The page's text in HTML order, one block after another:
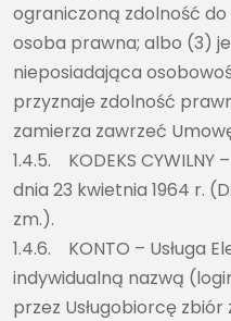
ograniczoną zdolność
osoba prawna; albo (3)
nieposiadająca
przyznaje zdolność
zamierza zawrzeć
1.4.5. KODEKS
dnia 23 kwietnia 1964 r.
zm.).
1.4.6. KONTO – Usługa
indywidualną nazwą
przez Usługobiorcę